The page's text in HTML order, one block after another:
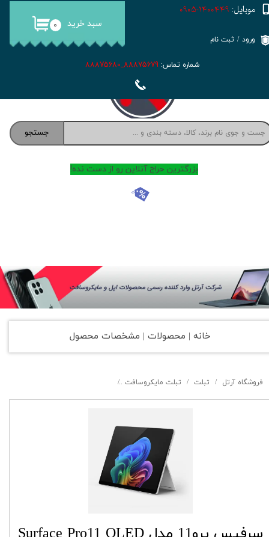
جستجو
شماره تماس:
موبایل: 1400449-0905
۰ سبد خرید
ورود / ثبت نام
خروج از حساب کاربری
بزرگترین حراج آنلاین رو از دست نده!
خانه | محصولات | مشخصات محصول
فروشگاه آرتل تبلت تبلت مایکروسافت